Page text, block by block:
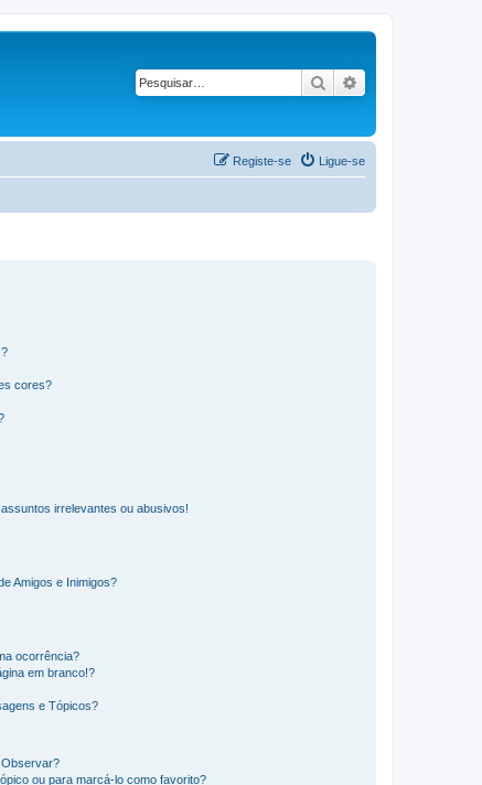
Pesquisar
Ligue-se
Registe-se
cores?
irrelevantes ou abusivos!
Amigos e Inimigos?
ocorrência?
em branco!?
e Tópicos?
ou para marcá-lo como favorito?